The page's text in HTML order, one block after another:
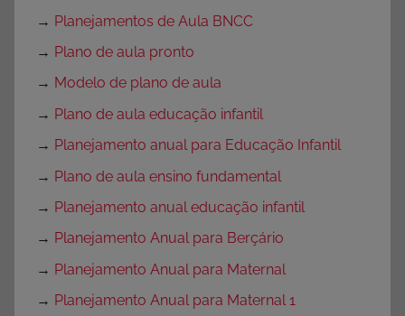
→ Planejamentos de Aula BNCC
→ Plano de aula pronto
→ Modelo de plano de aula
→ Plano de aula educação infantil
→ Planejamento anual para Educação Infantil
→ Plano de aula ensino fundamental
→ Planejamento anual educação infantil
→ Planejamento Anual para Berçário
→ Planejamento Anual para Maternal
→ Planejamento Anual para Maternal 1